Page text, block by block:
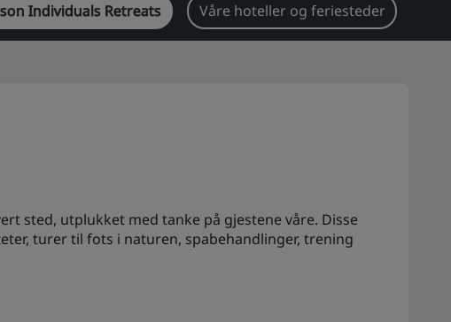
Individuals Retreats Våre hoteller og feriesteder
sted, utplukket med tanke på gjestene våre. Disse
turer til fots i naturen, spabehandlinger, trening